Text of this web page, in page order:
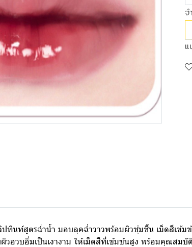
จ
แ
ทินท์สูตรฉ่ำน้ำ มอบลุคฉ่ำวาวพร้อมผิวชุ่มชื้น เม็ดสีเข้
วอวบอิ่มเป็นเงางาม ให้เม็ดสีที่เข้มข้นสูง พร้อมคุณส